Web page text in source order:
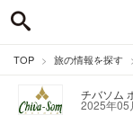
TOP 旅の情報を探す
チバソム
2025年05